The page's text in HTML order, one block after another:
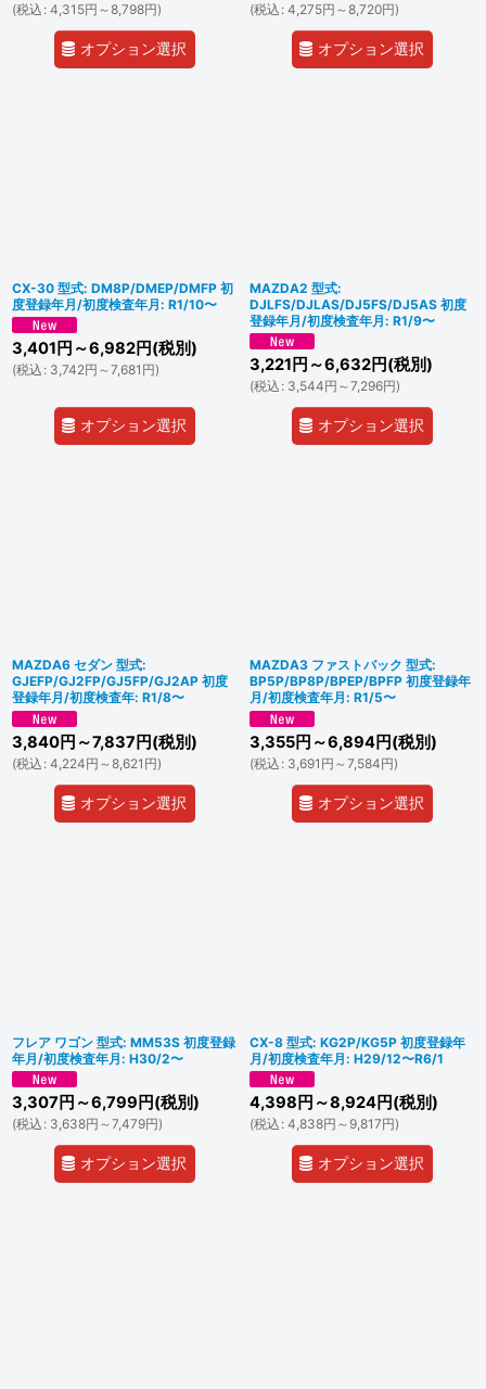
(税込 : 4,315円 ～8,798円)
オプション選択
(税込 : 4,275円 ～8,720円)
オプション選択
CX-30 型式: DM8P/DMEP/DMFP 初
度登録年月/初度検査年月: R1/10〜
3,401 円 ～6,982円(税別)
(税込 : 3,742円 ～7,681 円)
オプション選択
MAZDA2 型式:
DJLFS/DJLAS/DJ5FS/DJ5AS 初度
登録年月/初度検査年月: R1/9〜
3,221 円 ～6,632円(税別)
(税込 : 3,544円 ～7,296円)
オプション選択
MAZDA6 セダン 型式:
GJEFP/GJ2FP/GJ5FP/GJ2AP 初度
登録年月/初度検査年: R1/8〜
3,840円 ～7,837 円(税別)
(税込 : 4,224円 ～8,621 円)
オプション選択
MAZDA3 ファストバック 型式:
BP5P/BP8P/BPEP/BPFP 初度登録年
月/初度検査年月: R1/5〜
3,355円 ～6,894円(税別)
(税込 : 3,691 円 ～7,584円)
オプション選択
フレア ワゴン 型式: MM53S 初度登録
年月/初度検査年月: H30/2〜
3,307 円 ～6,799 円(税別)
(税込 : 3,638円 ～7,479円)
オプション選択
CX-8 型式: KG2P/KG5P 初度登録年
月/初度検査年月: H29/12〜R6/1
4,398 円 ～8,924円(税別)
(税込 : 4,838円 ～9,817円)
オプション選択